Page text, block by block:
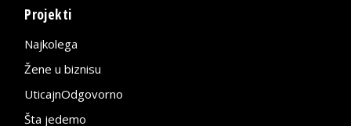
Projekti
Najkolega
Žene u biznisu
UticajnOdgovorno
Šta jedemo